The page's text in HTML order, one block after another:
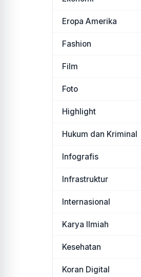
Eropa Amerika
Fashion
Film
Foto
Highlight
Hukum dan Kriminal
Infografis
Infrastruktur
Internasional
Karya Ilmiah
Kesehatan
Koran Digital